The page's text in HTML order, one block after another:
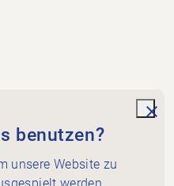
benutzen?
unsere Website zu